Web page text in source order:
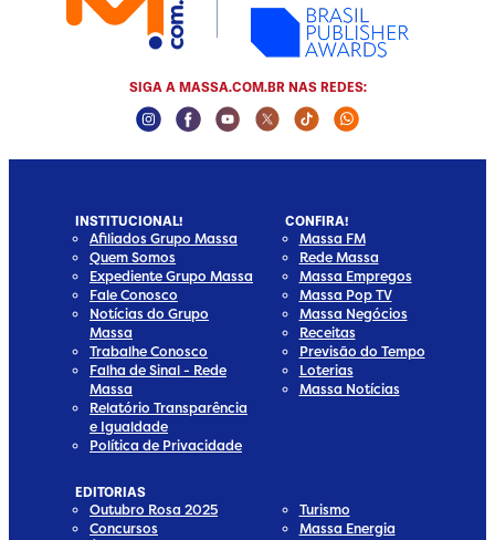
SIGA A MASSA.COM.BR NAS REDES:
Instagram Social Media
Facebook Social Media
Youtube Social Media
Twitter Social Media
Tiktok Social Media
Whatsapp
INSTITUCIONAL!
Afiliados Grupo Massa
Quem Somos
Expediente Grupo Massa
Fale Conosco
Notícias do Grupo
Massa
Trabalhe Conosco
Falha de Sinal - Rede
Massa
Relatório Transparência
e Igualdade
Política de Privacidade
CONFIRA!
Massa FM
Rede Massa
Massa Empregos
Massa Pop TV
Massa Negócios
Receitas
Previsão do Tempo
Loterias
Massa Notícias
EDITORIAS
Outubro Rosa 2025
Concursos
Turismo
Massa Energia